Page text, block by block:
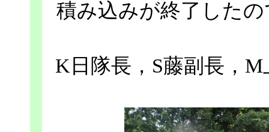
積み込みが終了した
K日隊長，S藤副長，